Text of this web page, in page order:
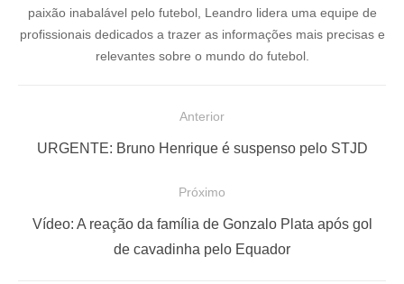
paixão inabalável pelo futebol, Leandro lidera uma equipe de
profissionais dedicados a trazer as informações mais precisas e
relevantes sobre o mundo do futebol.
Anterior
P
t
URGENTE: Bruno Henrique é suspenso pelo STJD
Próximo
PVídeo: A reação da família de Gonzalo Plata após gol
de cavadinha pelo Equador